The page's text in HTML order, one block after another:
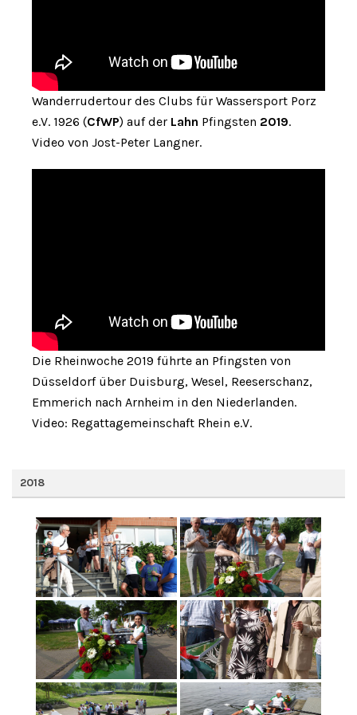
Wanderrudertour des Clubs für Wassersport Porz
e.V. 1926 (CfWP) auf der Lahn Pfingsten 2019.
Video von Jost-Peter Langner.
Die Rheinwoche 2019 führte an Pfingsten von
Düsseldorf über Duisburg, Wesel, Reeserschanz,
Emmerich nach Arnheim in den Niederlanden.
Video: Regattagemeinschaft Rhein e.V.
2018